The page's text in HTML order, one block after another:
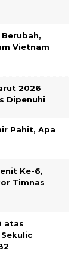
Vietnam
2026
Dipenuhi
Pahit, Apa
Ke-6,
Timnas
atas